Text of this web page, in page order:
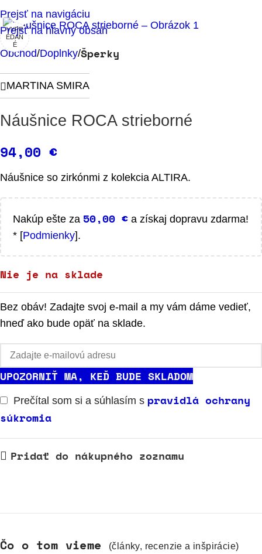
Prejsť na navigáciu
Prejsť na hlavný obsah
VYPR
EDAN
É
Klikni pre zväčšenie
Obchod Doplnky Šperky
MARTINA SMIRA
Náušnice ROCA strieborné
94,00 €
Náušnice so zirkónmi z kolekcia ALTIRA.
Nakúp ešte za 50,00 € a získaj dopravu zdarma!
* [Podmienky].
Nie je na sklade
Bez obáv! Zadajte svoj e-mail a my vám dáme vedieť,
hneď ako bude opäť na sklade.
UPOZORNIŤ MA, KEĎ BUDE SKLADOM
Prečítal som si a súhlasím s pravidlá ochrany
súkromia
Pridať do nákupného zoznamu
Čo o tom vieme (články, recenzie a inšpirácie)